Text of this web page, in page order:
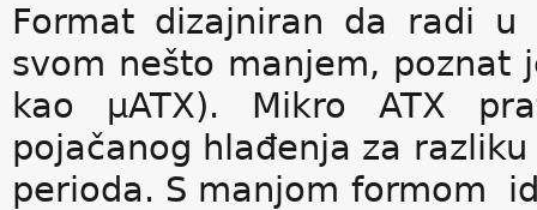
Format dizajniran da radi
svom nešto manjem, poznat
kao μATX). Mikro ATX
pojačanog hlađenja za
perioda. S manjom formom